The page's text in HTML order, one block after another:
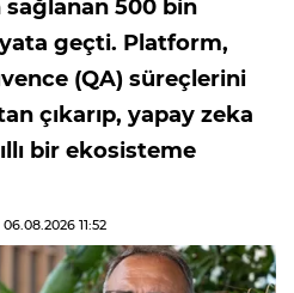
500 bin
geçti. Platform,
(QA) süreçlerini
çıkarıp, yapay zeka
bir ekosisteme
06.08.2026 11:52